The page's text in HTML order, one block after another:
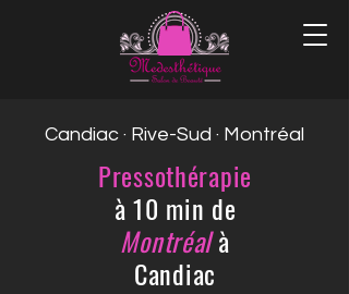
Candiac · Rive-Sud · Montréal
Pressothérapie
à 10 min de
Montréalà
Candiac